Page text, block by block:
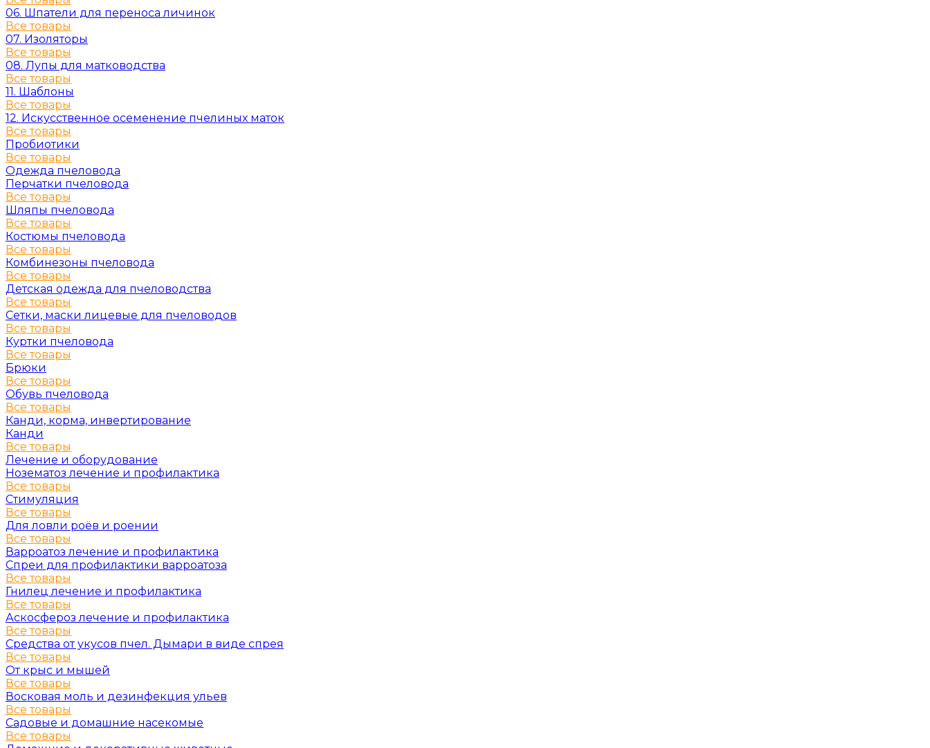
06. Шпатели для переноса личинок
Все товары
07. Изоляторы
Все товары
08. Лупы для матководства
Все товары
11. Шаблоны
Все товары
12. Искусственное осеменение пчелиных маток
Все товары
Пробиотики
Все товары
Одежда пчеловода
Перчатки пчеловода
Все товары
Шляпы пчеловода
Все товары
Костюмы пчеловода
Все товары
Комбинезоны пчеловода
Все товары
Детская одежда для пчеловодства
Все товары
Сетки, маски лицевые для пчеловодов
Все товары
Куртки пчеловода
Все товары
Брюки
Все товары
Обувь пчеловода
Все товары
Канди, корма, инвертирование
Канди
Все товары
Лечение и оборудование
Нозематоз лечение и профилактика
Все товары
Стимуляция
Все товары
Для ловли роёв и роении
Все товары
Варроатоз лечение и профилактика
Спреи для профилактики варроатоза
Все товары
Гнилец лечение и профилактика
Все товары
Аскосфероз лечение и профилактика
Все товары
Средства от укусов пчел. Дымари в виде спрея
Все товары
От крыс и мышей
Все товары
Восковая моль и дезинфекция ульев
Все товары
Садовые и домашние насекомые
Все товары